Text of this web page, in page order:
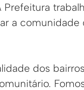
a
dos